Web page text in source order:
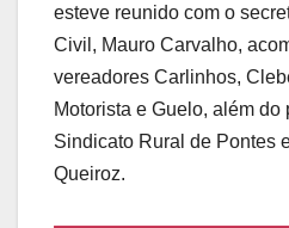
esteve reunido com o
Civil, Mauro Carvalho,
vereadores Carlinhos,
Motorista e Guelo, além do
Sindicato Rural de Pontes
Queiroz.